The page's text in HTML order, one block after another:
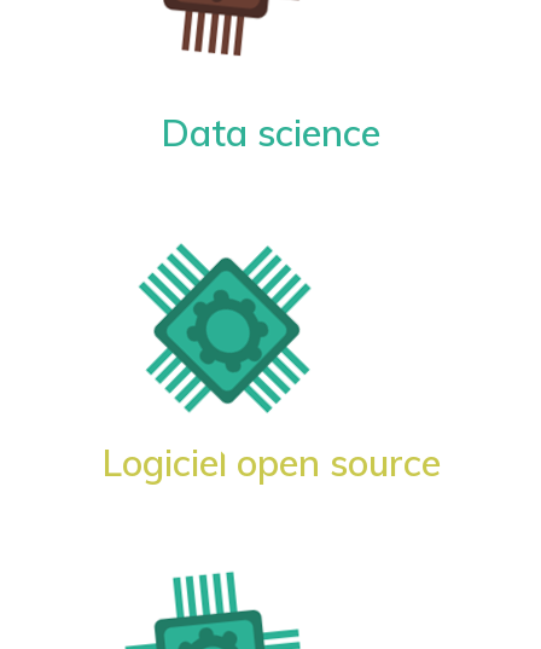
Data science
Logiciel open source